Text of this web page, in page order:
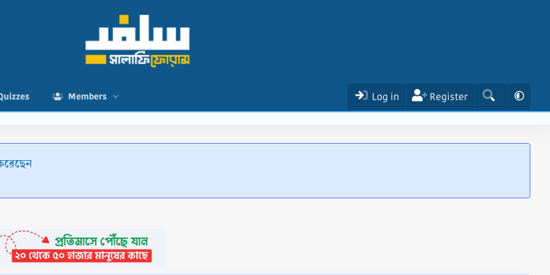
Members Log in Register